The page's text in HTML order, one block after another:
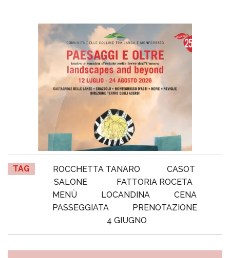
TAG ROCCHETTA TANARO
CASOT
SALONE
FATTORIA ROCETA
MENÙ
LOCANDINA
CENA
PASSEGGIATA
PRENOTAZIONE
4 GIUGNO